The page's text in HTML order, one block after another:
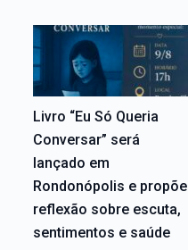
Livro “Eu Só Queria
Conversar” será
lançado em
Rondonópolis e propõe
reflexão sobre escuta,
sentimentos e saúde